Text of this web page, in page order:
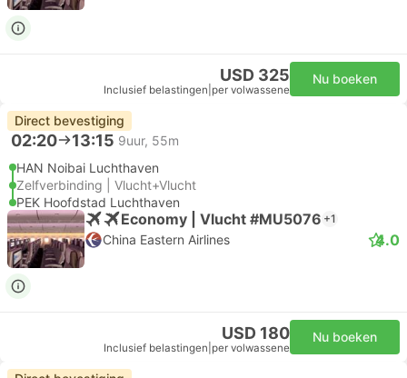
USD 325
Inclusief belastingen per volwassene
Nu boeken
Direct bevestiging
02:20 13:15 9uur, 55m
HAN Noibai Luchthaven
Zelfverbinding | Vlucht+Vlucht
PEK Hoofdstad Luchthaven
Economy | Vlucht #MU5076 +1
China Eastern Airlines 4.0
USD 180
Inclusief belastingen per volwassene
Nu boeken